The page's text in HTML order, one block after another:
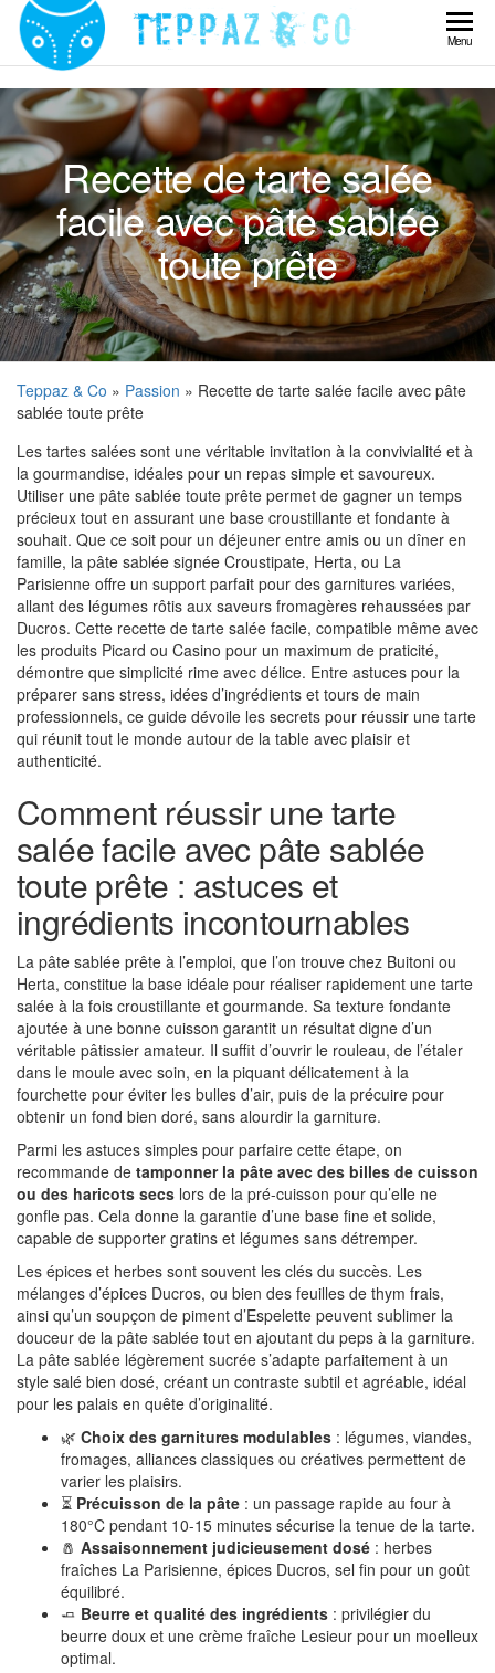
Skip
content
Teppaz
& Co
Menu
Recette de tarte salée
facile avec pâte sablée
toute prête
Teppaz & Co » Passion » Recette de tarte salée facile avec pâte
sablée toute prête
Les tartes salées sont une véritable invitation à la convivialité et à
la gourmandise, idéales pour un repas simple et savoureux.
Utiliser une pâte sablée toute prête permet de gagner un temps
précieux tout en assurant une base croustillante et fondante à
souhait. Que ce soit pour un déjeuner entre amis ou un dîner en
famille, la pâte sablée signée Croustipate, Herta, ou La
Parisienne offre un support parfait pour des garnitures variées,
allant des légumes rôtis aux saveurs fromagères rehaussées par
Ducros. Cette recette de tarte salée facile, compatible même avec
les produits Picard ou Casino pour un maximum de praticité,
démontre que simplicité rime avec délice. Entre astuces pour la
préparer sans stress, idées d’ingrédients et tours de main
professionnels, ce guide dévoile les secrets pour réussir une tarte
qui réunit tout le monde autour de la table avec plaisir et
authenticité.
Comment réussir une tarte
salée facile avec pâte sablée
toute prête : astuces et
ingrédients incontournables
La pâte sablée prête à l’emploi, que l’on trouve chez Buitoni ou
Herta, constitue la base idéale pour réaliser rapidement une tarte
salée à la fois croustillante et gourmande. Sa texture fondante
ajoutée à une bonne cuisson garantit un résultat digne d’un
véritable pâtissier amateur. Il suffit d’ouvrir le rouleau, de l’étaler
dans le moule avec soin, en la piquant délicatement à la
fourchette pour éviter les bulles d’air, puis de la précuire pour
obtenir un fond bien doré, sans alourdir la garniture.
Parmi les astuces simples pour parfaire cette étape, on
recommande de tamponner la pâte avec des billes de cuisson
ou des haricots secs lors de la pré-cuisson pour qu’elle ne
gonfle pas. Cela donne la garantie d’une base fine et solide,
capable de supporter gratins et légumes sans détremper.
Les épices et herbes sont souvent les clés du succès. Les
mélanges d’épices Ducros, ou bien des feuilles de thym frais,
ainsi qu’un soupçon de piment d’Espelette peuvent sublimer la
douceur de la pâte sablée tout en ajoutant du peps à la garniture.
La pâte sablée légèrement sucrée s’adapte parfaitement à un
style salé bien dosé, créant un contraste subtil et agréable, idéal
pour les palais en quête d’originalité.
🌿 Choix des garnitures modulables : légumes, viandes,
fromages, alliances classiques ou créatives permettent de
varier les plaisirs.
⏳ Précuisson de la pâte : un passage rapide au four à
180°C pendant 10-15 minutes sécurise la tenue de la tarte.
🧂 Assaisonnement judicieusement dosé : herbes
fraîches La Parisienne, épices Ducros, sel fin pour un goût
équilibré.
🧈 Beurre et qualité des ingrédients : privilégier du
beurre doux et une crème fraîche Lesieur pour un moelleux
optimal.